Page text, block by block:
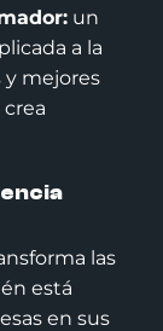
un
a la
mejores
las
está
en sus